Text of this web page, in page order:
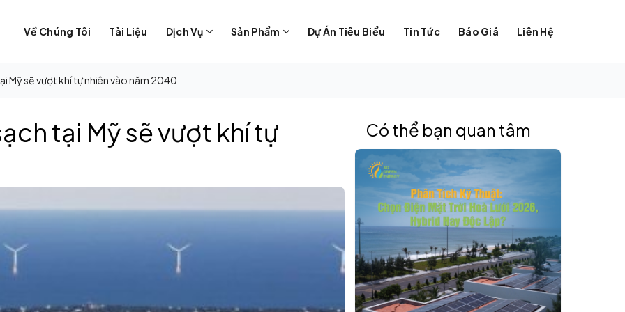
Về Chúng Tôi Tài Liệu Dịch Vụ Sản Phẩm Dự Án Tiêu Biểu Tin Tức Báo Giá Liên Hệ
Mỹ sẽ vượt khí tự nhiên vào năm 2040
tại Mỹ sẽ vượt khí tự
Có thể bạn quan tâm